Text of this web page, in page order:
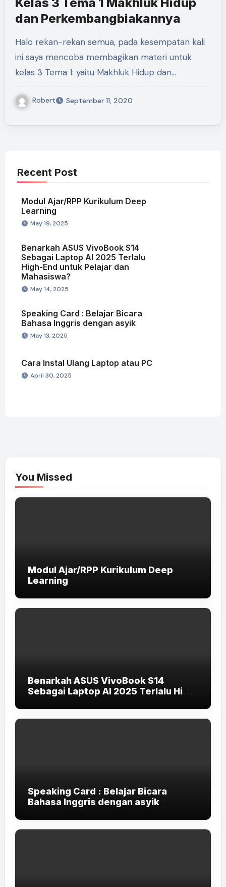
dan Perkembangbiakannya
Halo rekan-rekan semua, pada kesempatan kali
ini saya mencoba membagikan materi untuk
kelas 3 Tema 1: yaitu Makhluk Hidup dan…
Robert September 11, 2020
Recent Post
Modul Ajar/RPP Kurikulum Deep
Learning
May 19, 2025
Benarkah ASUS VivoBook S14
Sebagai Laptop AI 2025 Terlalu
High-End untuk Pelajar dan
Mahasiswa?
May 14, 2025
Speaking Card : Belajar Bicara
Bahasa Inggris dengan asyik
May 13, 2025
Cara Instal Ulang Laptop atau PC
April 30, 2025
You Missed
Modul Ajar/RPP Kurikulum Deep
Learning
Benarkah ASUS VivoBook S14
Sebagai Laptop AI 2025 Terlalu High-
Speaking Card : Belajar Bicara
Bahasa Inggris dengan asyik